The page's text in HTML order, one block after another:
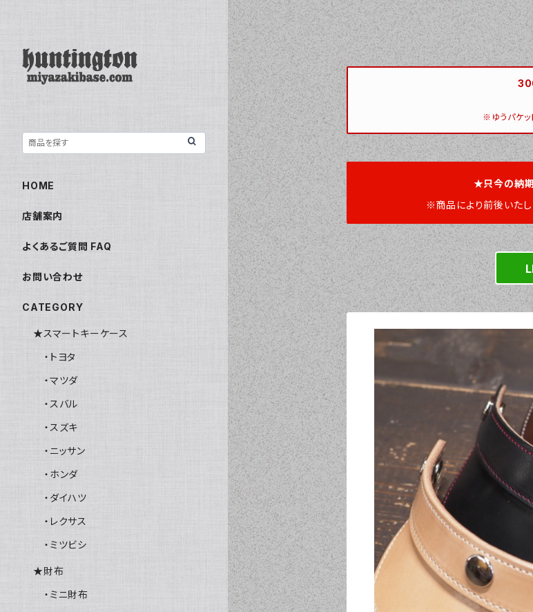
※ゆうパケッ
★只今の納
※商品により前後いたし
HOME
店舗案内
よくあるご質問 FAQ
お問い合わせ
CATEGORY
★スマートキーケース
・トヨタ
・マツダ
・スバル
・スズキ
・ニッサン
・ホンダ
・ダイハツ
・レクサス
・ミツビシ
★財布
・ミニ財布